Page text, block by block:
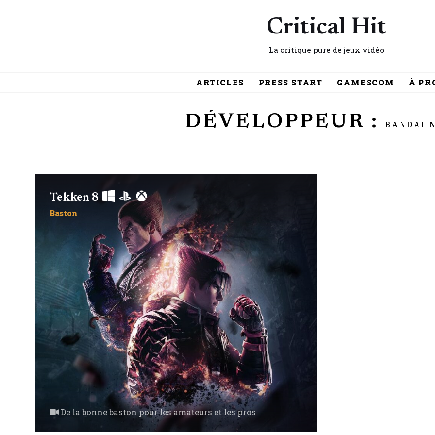
Critical Hit
La critique pure de jeux vidéo
ARTICLES PRESS START GAMESCOM À
DÉVELOPPEUR : BANDAI
Tekken 8
Baston
De la bonne baston pour les amateurs et les pros